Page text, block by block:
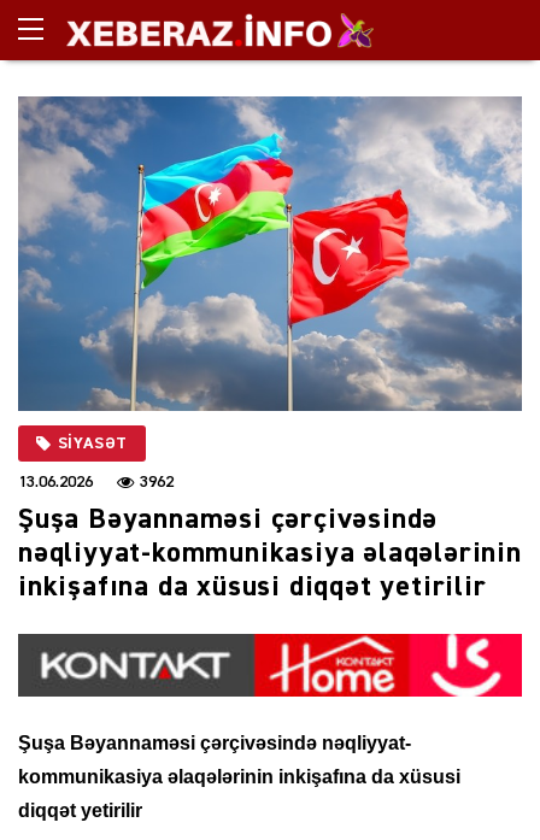
SIYASƏT
13.06.2026 3962
Şuşa Bəyannaməsi çərçivəsində
nəqliyyat-kommunikasiya əlaqələrinin
inkişafına da xüsusi diqqət yetirilir
Şuşa Bəyannaməsi çərçivəsində nəqliyyat-
kommunikasiya əlaqələrinin inkişafına da xüsusi
diqqət yetirilir